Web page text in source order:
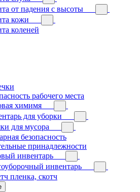
от падения с высоты
кожи
коленей
рабочего места
химимя
для уборки
для мусора
безопасность
принадлежности
инвентарь
инвентарь
пленка, скотч